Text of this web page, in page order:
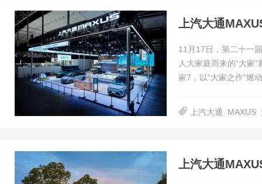
11月17日，第二十一
人大家庭而来的“大家
家7，以“大家之作”燃
上汽大通 MAXUS